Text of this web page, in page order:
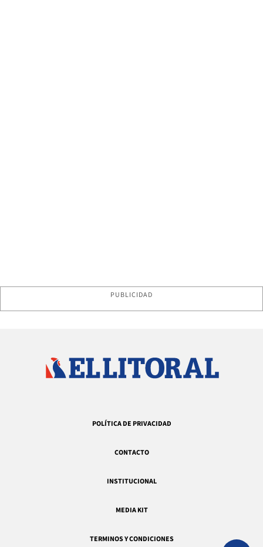
PUBLICIDAD
POLÍTICA DE PRIVACIDAD
CONTACTO
INSTITUCIONAL
MEDIA KIT
TERMINOS Y CONDICIONES